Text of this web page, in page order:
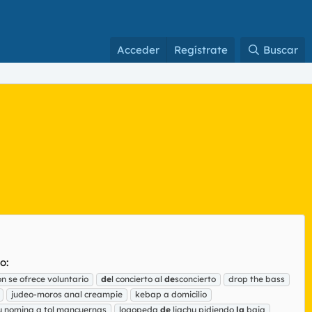
Acceder Regístrate Buscar
se ofrece voluntario del concierto al desconcierto
drop the bass
judeo-moros anal creampie
kebap a domicilio
nomina q tol mancuernas logopeda de liachu pidiendo la baja